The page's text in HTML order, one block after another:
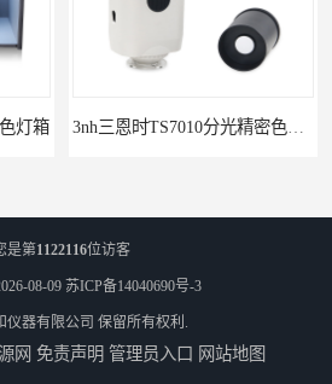
灯箱
是第1122116位访客
08-09 苏ICP备14040690号-3
仪器有限公司 保留所有权利.
网 免责声明 管理员入口 网站地图